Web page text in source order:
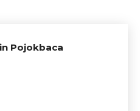
Pojokbaca